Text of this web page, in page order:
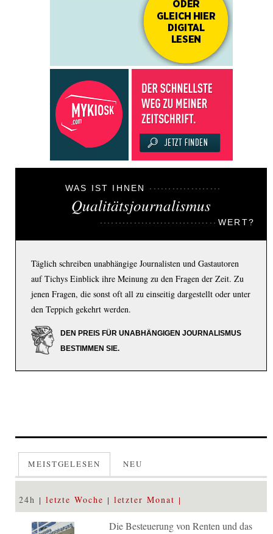
WAS IST IHNEN
Qualitätsjournalismus
WERT?
Täglich schreiben unabhängige Journalisten und Gastautoren
auf Tichys Einblick ihre Meinung zu den Fragen der Zeit. Zu
jenen Fragen, die sonst oft all zu einseitig dargestellt oder unter
den Teppich gekehrt werden.
DEN PREIS FÜR UNABHÄNGIGEN JOURNALISMUS
BESTIMMEN SIE.
MEISTGELESEN NEU
24h letzte Woche letzter Monat
Die Besteuerung von Renten und das